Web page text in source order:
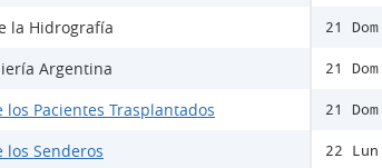
la Hidrografía
Argentina
Pacientes Trasplantados
Senderos
21 Dom
21 Dom
21 Dom
22 Lun